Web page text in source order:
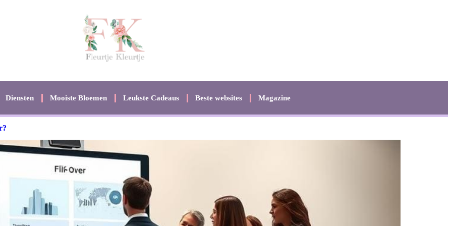
Diensten Mooiste Bloemen Leukste Cadeaus Beste websites Magazine